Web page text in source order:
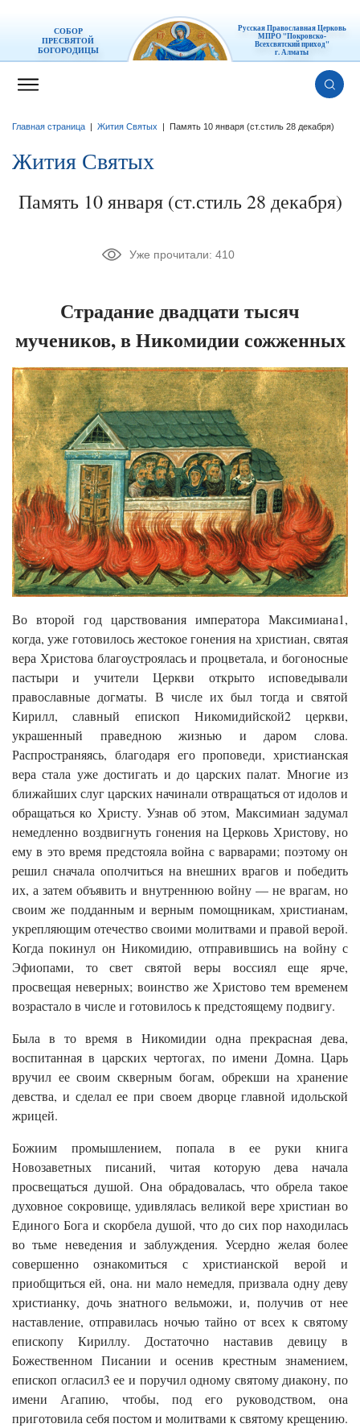
СОБОР
ПРЕСВЯТОЙ
БОГОРОДИЦЫ
Русская Православная Церковь
МПРО "Покровско-
Всехсвятский приход"
г. Алматы
Главная страница Жития Святых Память 10 января (ст.стиль 28 декабря)
Жития Святых
Память 10 января (ст.стиль 28 декабря)
Уже прочитали: 410
Страдание двадцати тысяч
мучеников, в Никомидии сожженных
Во второй год царствования императора Максимиана1,
когда, уже готовилось жестокое гонения на христиан, святая
вера Христова благоустроялась и процветала, и богоносные
пастыри и учители Церкви открыто исповедывали
православные догматы. В числе их был тогда и святой
Кирилл, славный епископ Никомидийской2 церкви,
украшенный праведною жизнью и даром слова.
Распространяясь, благодаря его проповеди, христианская
вера стала уже достигать и до царских палат. Многие из
ближайших слуг царских начинали отвращаться от идолов и
обращаться ко Христу. Узнав об этом, Максимиан задумал
немедленно воздвигнуть гонения на Церковь Христову, но
ему в это время предстояла война с варварами; поэтому он
решил сначала ополчиться на внешних врагов и победить
их, а затем объявить и внутреннюю войну — не врагам, но
своим же подданным и верным помощникам, христианам,
укрепляющим отечество своими молитвами и правой верой.
Когда покинул он Никомидию, отправившись на войну с
Эфиопами, то свет святой веры воссиял еще ярче,
просвещая неверных; воинство же Христово тем временем
возрастало в числе и готовилось к предстоящему подвигу.
Была в то время в Никомидии одна прекрасная дева,
воспитанная в царских чертогах, по имени Домна. Царь
вручил ее своим скверным богам, обрекши на хранение
девства, и сделал ее при своем дворце главной идольской
жрицей.
Божиим промышлением, попала в ее руки книга
Новозаветных писаний, читая которую дева начала
просвещаться душой. Она обрадовалась, что обрела такое
духовное сокровище, удивлялась великой вере христиан во
Единого Бога и скорбела душой, что до сих пор находилась
во тьме неведения и заблуждения. Усердно желая более
совершенно ознакомиться с христианской верой и
приобщиться ей, она. ни мало немедля, призвала одну деву
христианку, дочь знатного вельможи, и, получив от нее
наставление, отправилась ночью тайно от всех к святому
епископу Кириллу. Достаточно наставив девицу в
Божественном Писании и осенив крестным знамением,
епископ огласил3 ее и поручил одному святому диакону, по
имени Агапию, чтобы, под его руководством, она
приготовила себя постом и молитвами к святому крещению.